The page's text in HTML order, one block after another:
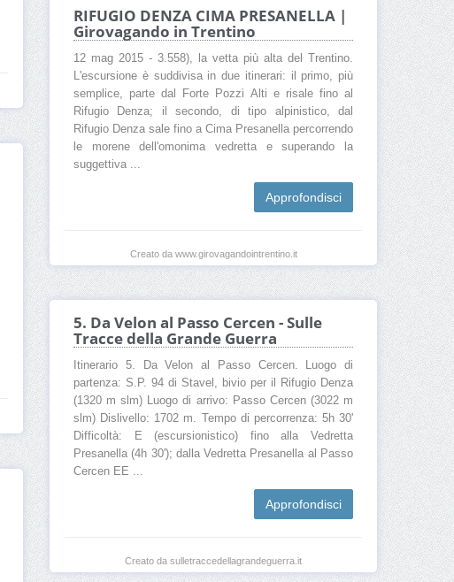
RIFUGIO DENZA CIMA PRESANELLA |
Girovagando in Trentino
12 mag 2015 - 3.558), la vetta più alta del Trentino.
L'escursione è suddivisa in due itinerari: il primo, più
semplice, parte dal Forte Pozzi Alti e risale fino al
Rifugio Denza; il secondo, di tipo alpinistico, dal
Rifugio Denza sale fino a Cima Presanella percorrendo
le morene dell'omonima vedretta e superando la
suggettiva ...
Approfondisci
Creato da www.girovagandointrentino.it
5. Da Velon al Passo Cercen - Sulle
Tracce della Grande Guerra
Itinerario 5. Da Velon al Passo Cercen. Luogo di
partenza: S.P. 94 di Stavel, bivio per il Rifugio Denza
(1320 m slm) Luogo di arrivo: Passo Cercen (3022 m
slm) Dislivello: 1702 m. Tempo di percorrenza: 5h 30'
Difficoltà: E (escursionistico) fino alla Vedretta
Presanella (4h 30'); dalla Vedretta Presanella al Passo
Cercen EE ...
Approfondisci
Creato da sulletraccedellagrandeguerra.it